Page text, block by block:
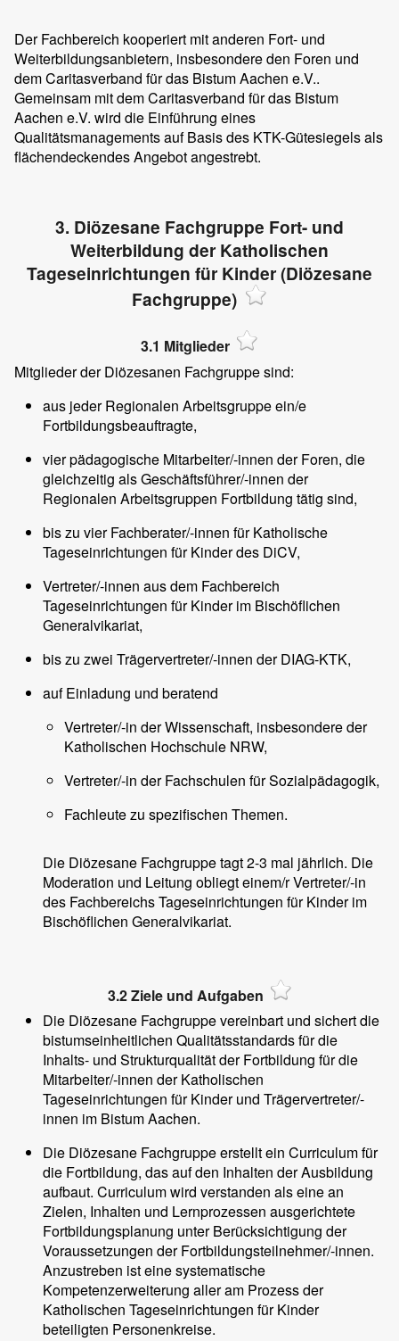
Der Fachbereich kooperiert mit anderen Fort- und
Weiterbildungsanbietern, insbesondere den Foren und
dem Caritasverband für das Bistum Aachen e.V..
Gemeinsam mit dem Caritasverband für das Bistum
Aachen e.V. wird die Einführung eines
Qualitätsmanagements auf Basis des KTK-Gütesiegels als
flächendeckendes Angebot angestrebt.
3. Diözesane Fachgruppe Fort- und
Weiterbildung der Katholischen
Tageseinrichtungen für Kinder (Diözesane
Fachgruppe)
3.1 Mitglieder
Mitglieder der Diözesanen Fachgruppe sind:
aus jeder Regionalen Arbeitsgruppe ein/e
Fortbildungsbeauftragte,
vier pädagogische Mitarbeiter/-innen der Foren, die
gleichzeitig als Geschäftsführer/-innen der
Regionalen Arbeitsgruppen Fortbildung tätig sind,
bis zu vier Fachberater/-innen für Katholische
Tageseinrichtungen für Kinder des DiCV,
Vertreter/-innen aus dem Fachbereich
Tageseinrichtungen für Kinder im Bischöflichen
Generalvikariat,
bis zu zwei Trägervertreter/-innen der DIAG-KTK,
auf Einladung und beratend
Vertreter/-in der Wissenschaft, insbesondere der
Katholischen Hochschule NRW,
Vertreter/-in der Fachschulen für Sozialpädagogik,
Fachleute zu spezifischen Themen.
Die Diözesane Fachgruppe tagt 2-3 mal jährlich. Die
Moderation und Leitung obliegt einem/r Vertreter/-in
des Fachbereichs Tageseinrichtungen für Kinder im
Bischöflichen Generalvikariat.
3.2 Ziele und Aufgaben
Die Diözesane Fachgruppe vereinbart und sichert die
bistumseinheitlichen Qualitätsstandards für die
Inhalts- und Strukturqualität der Fortbildung für die
Mitarbeiter/-innen der Katholischen
Tageseinrichtungen für Kinder und Trägervertreter/-
innen im Bistum Aachen.
Die Diözesane Fachgruppe erstellt ein Curriculum für
die Fortbildung, das auf den Inhalten der Ausbildung
aufbaut. Curriculum wird verstanden als eine an
Zielen, Inhalten und Lernprozessen ausgerichtete
Fortbildungsplanung unter Berücksichtigung der
Voraussetzungen der Fortbildungsteilnehmer/-innen.
Anzustreben ist eine systematische
Kompetenzerweiterung aller am Prozess der
Katholischen Tageseinrichtungen für Kinder
beteiligten Personenkreise.